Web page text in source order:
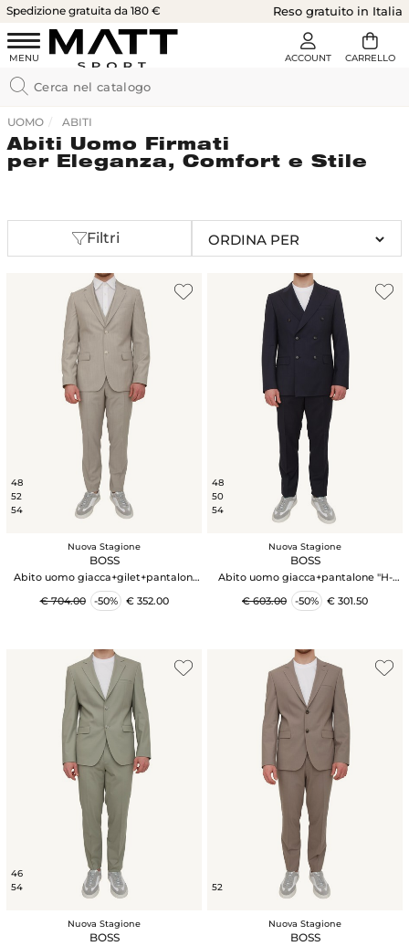
Spedizione gratuita da 180 € Reso gratuito in Italia
UOMO ABITI
Abiti Uomo Firmati
per Eleganza, Comfort e Stile
Filtri
48
52
54
Nuova Stagione
BOSS
Abito uomo giacca+gilet+pantaloni
"H-Houston" BOSS in lana tortora
€ 704.00
-50% € 352.00
48
50
54
Nuova Stagione
BOSS
Abito uomo giacca+pantalone "H-
Huge" BOSS in lana vergine blu
€ 603.00
-50% € 301.50
46
54
Nuova Stagione
BOSS
52
Nuova Stagione
BOSS